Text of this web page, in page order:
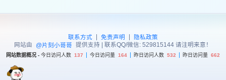
联系方式 | 免责声明 |
隐私政策
网站由
@片刻小哥哥 提供支持 | 联系QQ/微信: 529815144 请注明来意！
网站数据概况 - 今日访问人数 137 今日访问量 164 昨日访问人数 532 昨日访问量 662